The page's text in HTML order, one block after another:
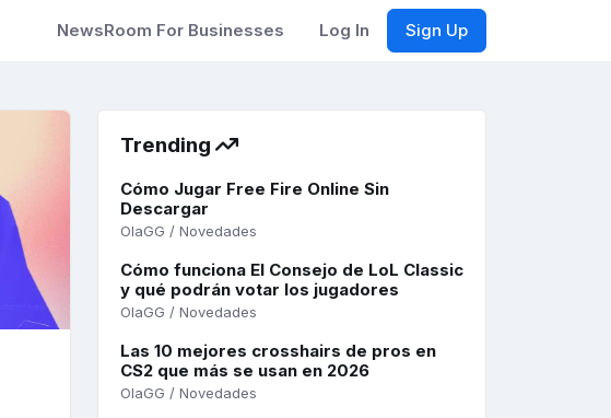
NewsRoom For Businesses Log In Sign Up
Trending
Cómo Jugar Free Fire Online Sin
Descargar
OlaGG / Novedades
Cómo funciona El Consejo de LoL Classic
y qué podrán votar los jugadores
OlaGG / Novedades
Las 10 mejores crosshairs de pros en
CS2 que más se usan en 2026
OlaGG / Novedades